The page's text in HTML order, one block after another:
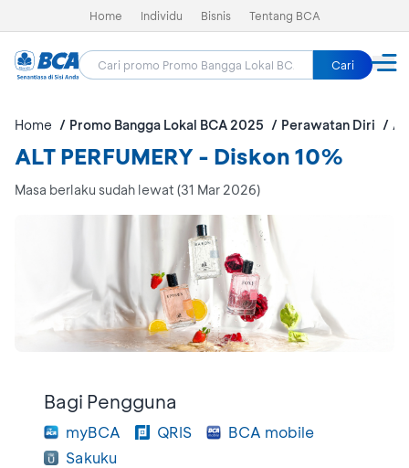
Home Individu Bisnis Tentang BCA
Cari
Home Promo Bangga Lokal BCA 2025 Perawatan Diri
ALT PERFUMERY - Diskon 10%
Masa berlaku sudah lewat (31 Mar 2026)
Bagi Pengguna
myBCA QRIS
BCA mobile
Sakuku